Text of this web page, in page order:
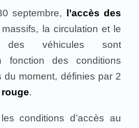
septembre,
l’accès des
la circulation et le
des véhicules sont
fonction des conditions
du moment, définies par 2
rouge.
conditions d’accès au